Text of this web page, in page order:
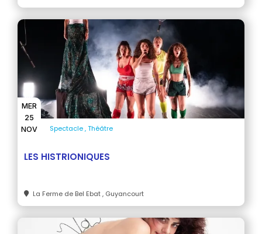
MER
25
NOV
Spectacle Théâtre
LES HISTRIONIQUES
La Ferme de Bel Ebat , Guyancourt